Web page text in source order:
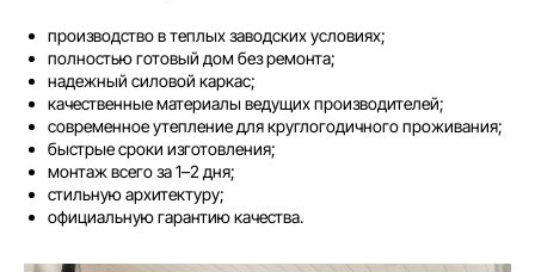
производство в теплых заводских условиях;
полностью готовый дом без ремонта;
надежный силовой каркас;
качественные материалы ведущих производителей;
современное утепление для круглогодичного проживания;
быстрые сроки изготовления;
монтаж всего за 1–2 дня;
стильную архитектуру;
официальную гарантию качества.